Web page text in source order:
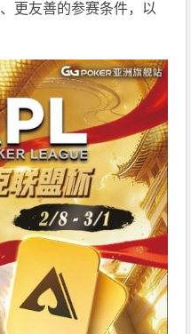
更友善的参赛条件，以